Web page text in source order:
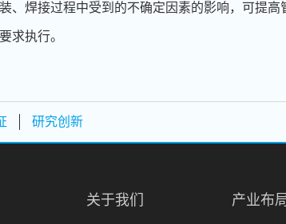
、焊接过程中受到的不确定因素的影响，可提高
求执行。
研究创新
关于我们 产业布